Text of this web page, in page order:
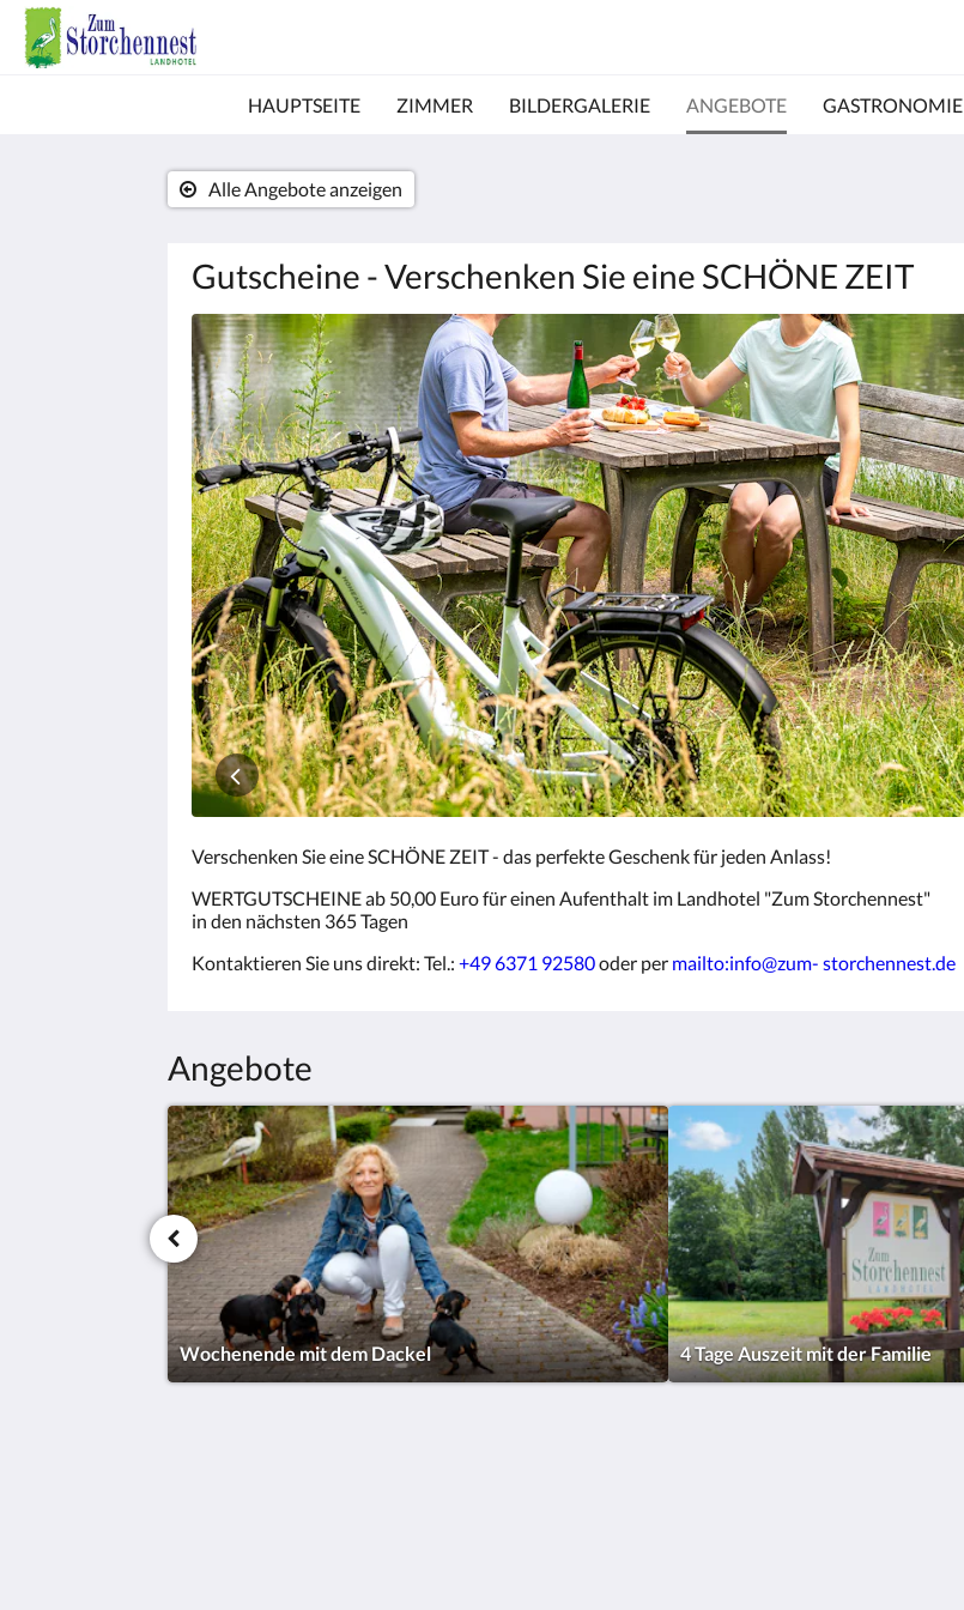
HAUPTSEITE ZIMMER BILDERGALERIE ANGEBOTE GASTRONOMIE
Gutscheine - Verschenken Sie eine SCHÖNE ZEIT
Alle Angebote anzeigen
Es
wird
unten
eine
Slideshow
angezeigt.
Bitte
tippen
Sie
auf
Zurück
oder
Weiter,
um
sich
die
Bilder
anzusehen.
Verschenken Sie eine SCHÖNE ZEIT - das perfekte Geschenk für jeden Anlass!
WERTGUTSCHEINE ab 50,00 Euro für einen Aufenthalt im Landhotel "Zum Storchennest"
in den nächsten 365 Tagen
Kontaktieren Sie uns direkt: Tel.: +49 6371 92580oder per mailto:info@zum- storchennest.de
Angebote
Wochenende mit dem Dackel 4 Tage Auszeit mit der Familie